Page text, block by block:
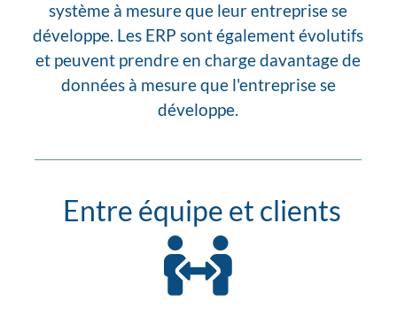
système à mesure que leur entreprise se
développe. Les ERP sont également évolutifs
et peuvent prendre en charge davantage de
données à mesure que l'entreprise se
développe.
Entre équipe et clients